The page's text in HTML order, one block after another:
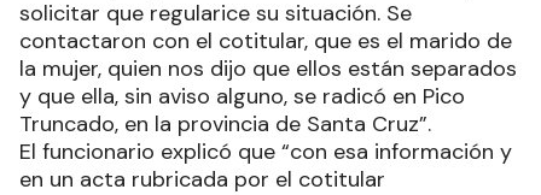
solicitar que regularice su situación. Se
contactaron con el cotitular, que es el marido de
la mujer, quien nos dijo que ellos están separados
y que ella, sin aviso alguno, se radicó en Pico
Truncado, en la provincia de Santa Cruz”.
El funcionario explicó que “con esa información y
en un acta rubricada por el cotitular